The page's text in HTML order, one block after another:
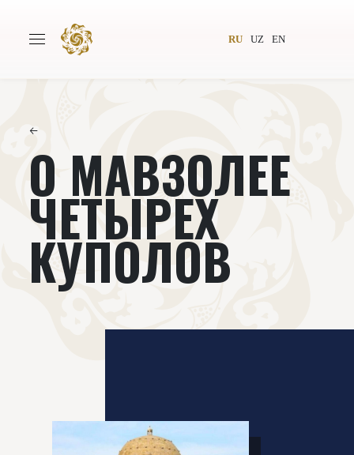
RU UZ EN
Всемирное общество
Издательство Новости
Проекты Подкасты
Книги Видеолекторий
←
О МАВЗОЛЕЕ
ЧЕТЫРЕХ
КУПОЛОВ